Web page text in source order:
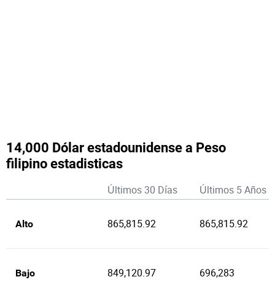
14,000 Dólar estadounidense a Peso
filipino estadisticas
Últimos 30 Días Últimos 5 Años
Alto 865,815.92 865,815.92
Bajo 849,120.97 696,283